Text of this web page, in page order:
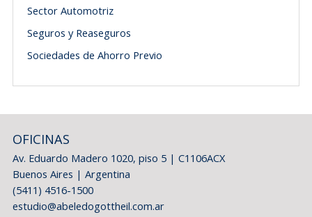
Sector Automotriz
Seguros y Reaseguros
Sociedades de Ahorro Previo
OFICINAS
Av. Eduardo Madero 1020, piso 5 | C1106ACX
Buenos Aires | Argentina
(5411) 4516-1500
estudio@abeledogottheil.com.ar